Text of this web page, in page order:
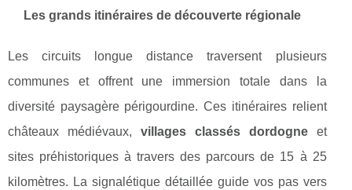
Les grands itinéraires de découverte régionale
Les circuits longue distance traversent plusieurs
communes et offrent une immersion totale dans la
diversité paysagère périgourdine. Ces itinéraires relient
châteaux médiévaux, villages classés dordogneet
sites préhistoriques à travers des parcours de 15 à 25
kilomètres. La signalétique détaillée guide vos pas vers